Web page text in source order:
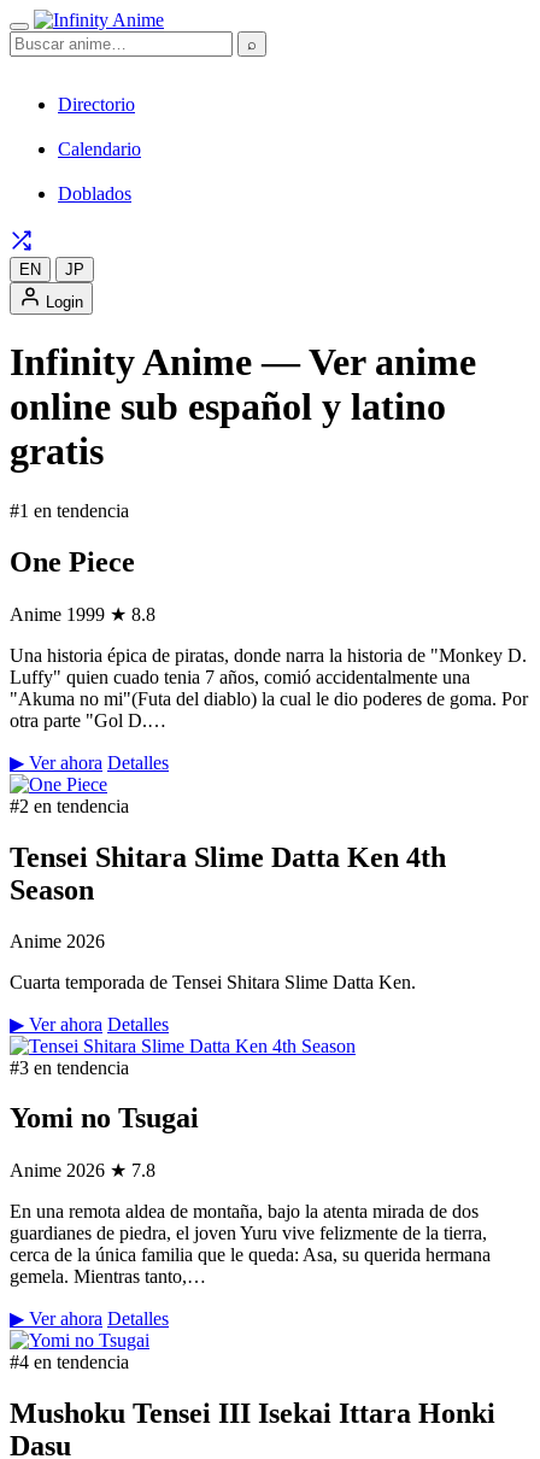
⌕
Directorio
Calendario
Doblados
EN
JP
Login
Infinity Anime — Ver anime
online sub español y latino
gratis
#1 en tendencia
One Piece
Anime 1999 ★ 8.8
Una historia épica de piratas, donde narra la historia de "Monkey D.
Luffy" quien cuado tenia 7 años, comió accidentalmente una
"Akuma no mi"(Futa del diablo) la cual le dio poderes de goma. Por
otra parte "Gol D.…
▶ Ver ahora Detalles
#2 en tendencia
Tensei Shitara Slime Datta Ken 4th
Season
Anime 2026
Cuarta temporada de Tensei Shitara Slime Datta Ken.
▶ Ver ahora Detalles
#3 en tendencia
Yomi no Tsugai
Anime 2026 ★ 7.8
En una remota aldea de montaña, bajo la atenta mirada de dos
guardianes de piedra, el joven Yuru vive felizmente de la tierra,
cerca de la única familia que le queda: Asa, su querida hermana
gemela. Mientras tanto,…
▶ Ver ahora Detalles
#4 en tendencia
Mushoku Tensei III Isekai Ittara Honki
Dasu